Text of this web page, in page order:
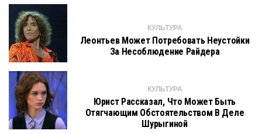
КУЛЬТУРА
Леонтьев Может Потребовать Неустойки
За Несоблюдение Райдера
КУЛЬТУРА
Юрист Рассказал, Что Может Быть
Отягчающим Обстоятельством В Деле
Шурыгиной